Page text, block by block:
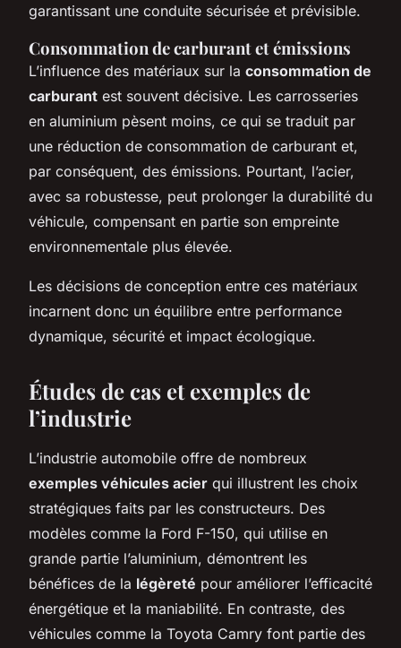
garantissant une conduite sécurisée et prévisible.
Consommation de carburant et émissions
L’influence des matériaux sur la consommation de
carburant est souvent décisive. Les carrosseries
en aluminium pèsent moins, ce qui se traduit par
une réduction de consommation de carburant et,
par conséquent, des émissions. Pourtant, l’acier,
avec sa robustesse, peut prolonger la durabilité du
véhicule, compensant en partie son empreinte
environnementale plus élevée.
Les décisions de conception entre ces matériaux
incarnent donc un équilibre entre performance
dynamique, sécurité et impact écologique.
Études de cas et exemples de
l’industrie
L’industrie automobile offre de nombreux
exemples véhicules acier qui illustrent les choix
stratégiques faits par les constructeurs. Des
modèles comme la Ford F-150, qui utilise en
grande partie l’aluminium, démontrent les
bénéfices de la légèreté pour améliorer l’efficacité
énergétique et la maniabilité. En contraste, des
véhicules comme la Toyota Camry font partie des